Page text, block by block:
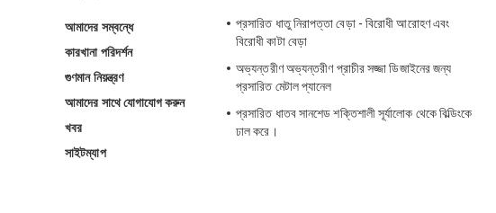
আমাদের সম্বন্ধে
কারখানা পরিদর্শন
গুণমান নিয়ন্ত্রণ
আমাদের সাথে যোগাযোগ করুন
খবর
সাইটম্যাপ
প্রসারিত ধাতু নিরাপত্তা বেড়া - বিরোধী আরোহণ এবং
বিরোধী কাটা বেড়া
অভ্যন্তরীণ অভ্যন্তরীণ প্রাচীর সজ্জা ডিজাইনের জন্য
প্রসারিত মেটাল প্যানেল
প্রসারিত ধাতব সানশেড শক্তিশালী সূর্যালোক থেকে বিল্ডিংকে
ঢাল করে।